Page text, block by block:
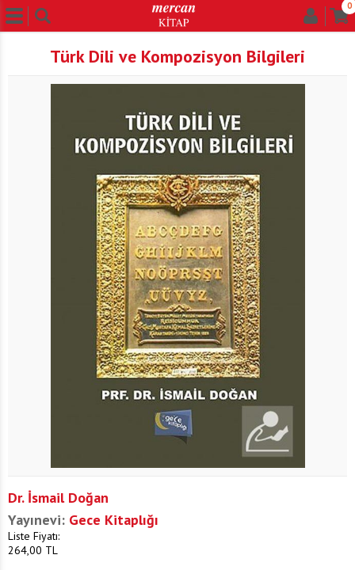
0
Türk Dili ve Kompozisyon Bilgileri
Dr. İsmail Doğan
Yayınevi: Gece Kitaplığı
Liste Fiyatı:
264,00 TL